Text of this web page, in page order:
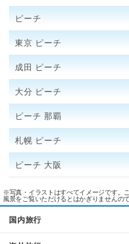
ピーチ
東京 ピーチ
成田 ピーチ
大分 ピーチ
ピーチ 那覇
札幌 ピーチ
ピーチ 大阪
※写真・イラストはすべてイメージです。
風景をご覧いただけるとはかぎりませんの
国内旅行